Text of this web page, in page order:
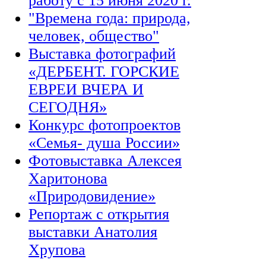
"Времена года: природа,
человек, общество"
Выставка фотографий
«ДЕРБЕНТ. ГОРСКИЕ
ЕВРЕИ ВЧЕРА И
СЕГОДНЯ»
Конкурс фотопроектов
«Семья- душа России»
Фотовыставка Алексея
Харитонова
«Природовидение»
Репортаж с открытия
выставки Анатолия
Хрупова